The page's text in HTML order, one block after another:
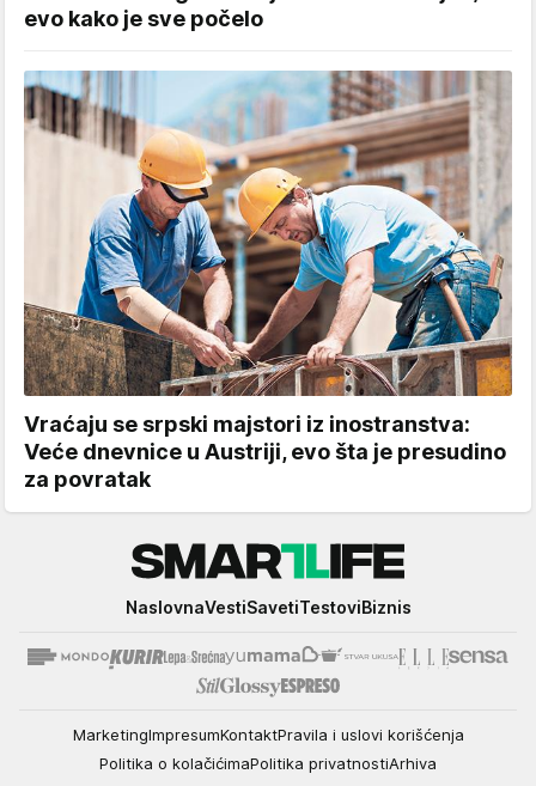
evo kako je sve počelo
Vraćaju se srpski majstori iz inostranstva:
Veće dnevnice u Austriji, evo šta je presudino
za povratak
NaslovnaVestiSavetiTestoviBiznis
MarketingImpresumKontaktPravila i uslovi korišćenja
Politika o kolačićimaPolitika privatnostiArhiva